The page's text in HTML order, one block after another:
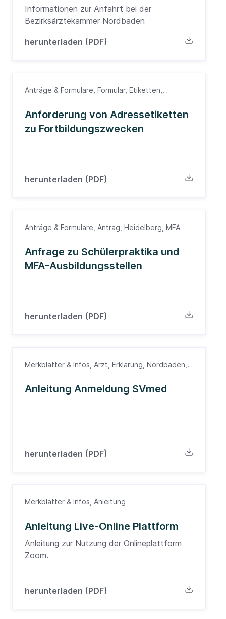
Informationen zur Anfahrt bei der
Bezirksärztekammer Nordbaden
herunterladen (PDF)
Anträge & Formulare, Formular, Etiketten,
Anforderung von Adressetiketten
zu Fortbildungszwecken
herunterladen (PDF)
Anträge & Formulare, Antrag, Heidelberg, MFA
Anfrage zu Schülerpraktika und
MFA-Ausbildungsstellen
herunterladen (PDF)
Merkblätter & Infos, Arzt, Erklärung, Nordbaden,
Anleitung Anmeldung SVmed
herunterladen (PDF)
Merkblätter & Infos, Anleitung
Anleitung Live-Online Plattform
Anleitung zur Nutzung der Onlineplattform
Zoom.
herunterladen (PDF)